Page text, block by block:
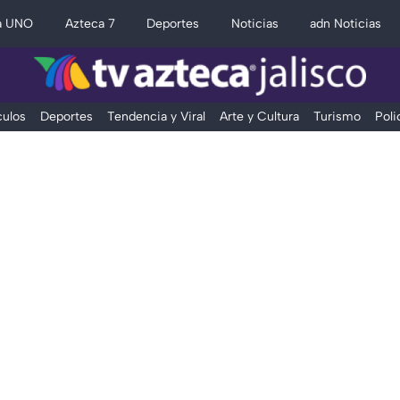
UNO Azteca 7 Deportes Noticias adn Noticias
Deportes Tendencia y Viral Arte y Cultura Turismo